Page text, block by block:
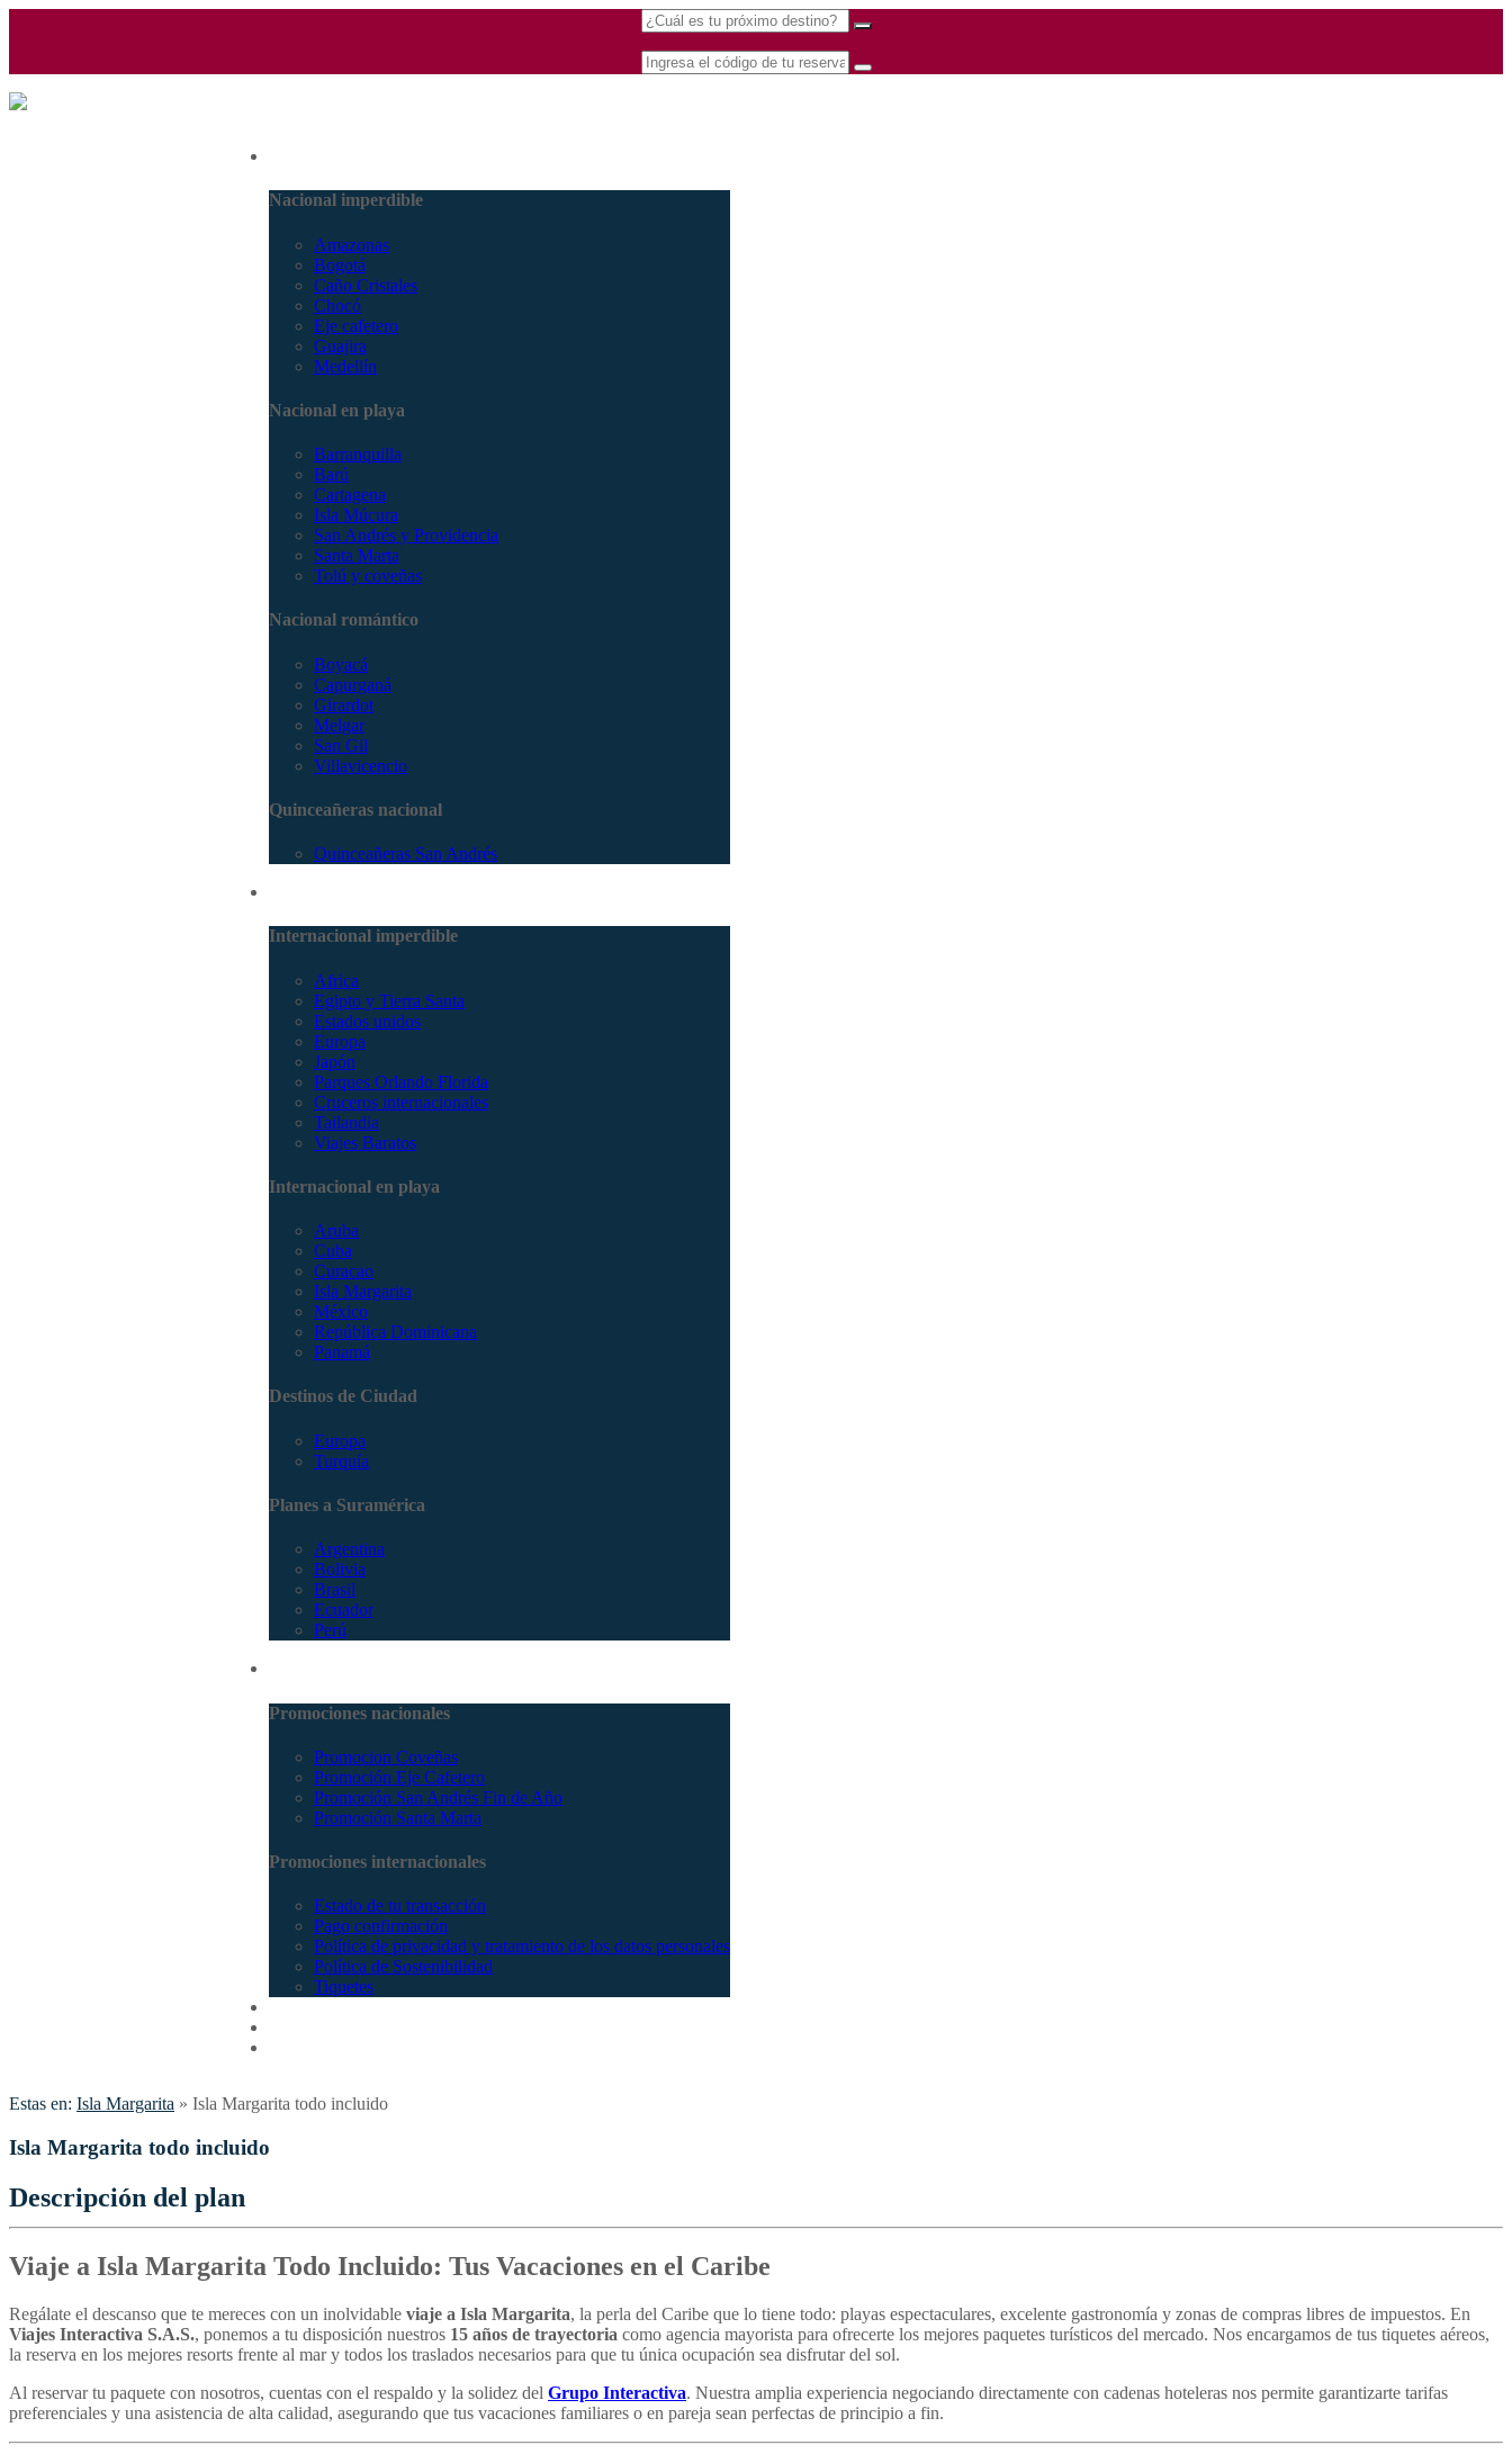
Nacional imperdible
Amazonas
Bogotá
Caño Cristales
Chocó
Eje cafetero
Guajira
Medellín
Nacional en playa
Barranquilla
Barú
Cartagena
Isla Múcura
San Andrés y Providencia
Santa Marta
Tolú y coveñas
Nacional romántico
Boyacá
Capurganá
Girardot
Melgar
San Gil
Villavicencio
Quinceañeras nacional
Quinceañeras San Andrés
Internacional imperdible
Africa
Egipto y Tierra Santa
Estados unidos
Europa
Japón
Parques Orlando Florida
Cruceros internacionales
Tailandia
Viajes Baratos
Internacional en playa
Aruba
Cuba
Curacao
Isla Margarita
México
República Dominicana
Panamá
Destinos de Ciudad
Europa
Turquía
Planes a Suramérica
Argentina
Bolivia
Brasil
Ecuador
Perú
Promociones nacionales
Promocion Coveñas
Promoción Eje Cafetero
Promoción San Andrés Fin de Año
Promoción Santa Marta
Promociones internacionales
Estado de tu transacción
Pago confirmación
Política de privacidad y tratamiento de los datos personales
Política de Sostenibilidad
Tiquetes
Estas en: Isla Margarita » Isla Margarita todo incluido
Isla Margarita todo incluido
Descripción del plan
Viaje a Isla Margarita Todo Incluido: Tus Vacaciones en el Caribe
Regálate el descanso que te mereces con un inolvidable viaje a Isla Margarita, la perla del Caribe que lo tiene todo: playas espectaculares, excelente gastronomía y zonas de compras libres de impuestos. En
Viajes Interactiva S.A.S., ponemos a tu disposición nuestros 15 años de trayectoria como agencia mayorista para ofrecerte los mejores paquetes turísticos del mercado. Nos encargamos de tus tiquetes aéreos,
la reserva en los mejores resorts frente al mar y todos los traslados necesarios para que tu única ocupación sea disfrutar del sol.
Al reservar tu paquete con nosotros, cuentas con el respaldo y la solidez del Grupo Interactiva. Nuestra amplia experiencia negociando directamente con cadenas hoteleras nos permite garantizarte tarifas
preferenciales y una asistencia de alta calidad, asegurando que tus vacaciones familiares o en pareja sean perfectas de principio a fin.